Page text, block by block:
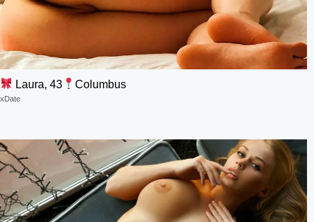
Laura, 43 Columbus
xDate